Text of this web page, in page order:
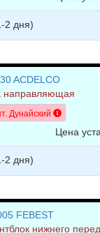
2 дня)
ACDELCO
направляющая
Дунайский
Цена
2 дня)
FEBEST
нижнего